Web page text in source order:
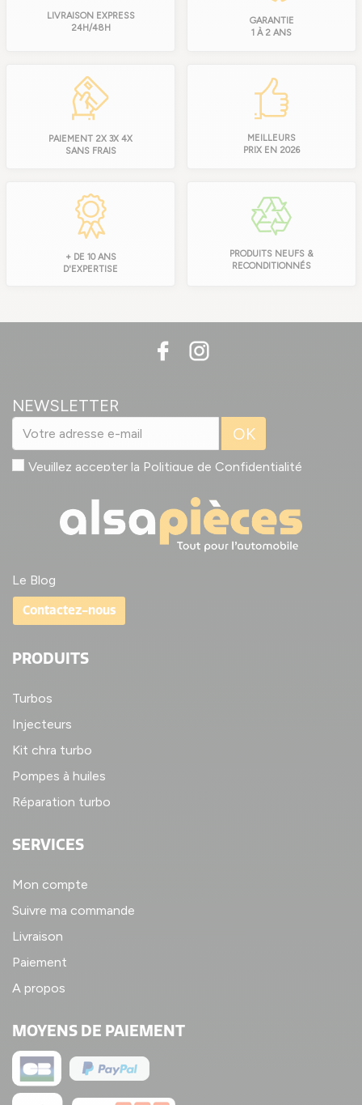
LIVRAISON EXPRESS
24H/48H
GARANTIE
1 À 2 ANS
PAIEMENT 2X 3X 4X
SANS FRAIS
MEILLEURS
PRIX EN 2026
+ DE 10 ANS
D'EXPERTISE
PRODUITS NEUFS &
RECONDITIONNÉS
NEWSLETTER
OK
Veuillez accepter la Politique de Confidentialité
Le Blog
Contactez-nous
PRODUITS
Turbos
Injecteurs
Kit chra turbo
Pompes à huiles
Réparation turbo
SERVICES
Mon compte
Suivre ma commande
Livraison
Paiement
A propos
MOYENS DE PAIEMENT